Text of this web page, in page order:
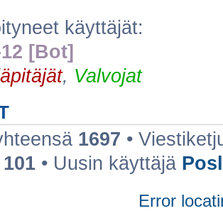
käyttäjät:
[Bot]
, Valvojat
1697 •
101 • Uusin käyttäjä
Error